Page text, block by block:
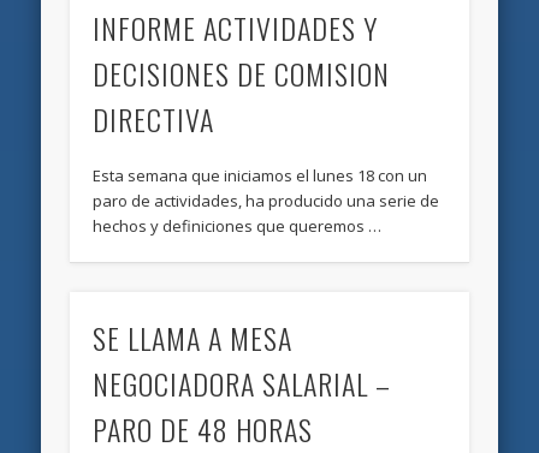
INFORME ACTIVIDADES Y
DECISIONES DE COMISION
DIRECTIVA
Esta semana que iniciamos el lunes 18 con un
paro de actividades, ha producido una serie de
hechos y definiciones que queremos …
SE LLAMA A MESA
NEGOCIADORA SALARIAL –
PARO DE 48 HORAS